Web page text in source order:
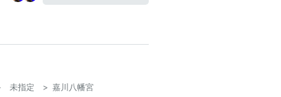
未指定 > 嘉川八幡宮